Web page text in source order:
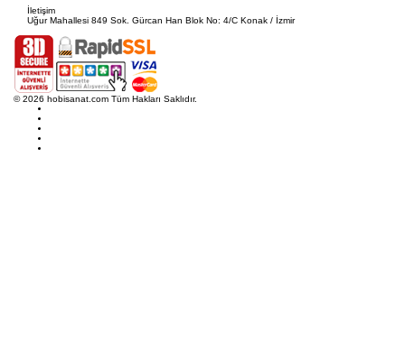
İletişim
Uğur Mahallesi 849 Sok. Gürcan Han Blok No: 4/C Konak / İzmir
© 2026 hobisanat.com Tüm Hakları Saklıdır.